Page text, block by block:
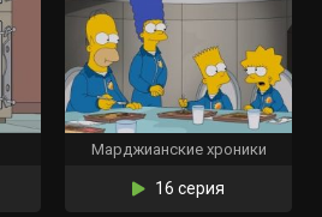
Марджианские хроники
16 серия